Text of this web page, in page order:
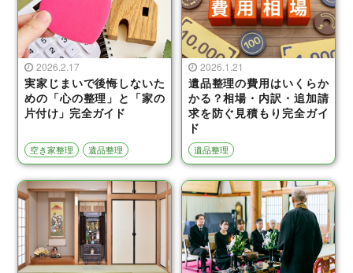
2026.2.17
実家じまいで後悔しないた
めの「心の整理」と「家の
片付け」完全ガイド
空き家整理 遺品整理
2026.1.21
遺品整理の費用はいくらか
かる？相場・内訳・追加請
求を防ぐ見積もり完全ガイ
ド
遺品整理